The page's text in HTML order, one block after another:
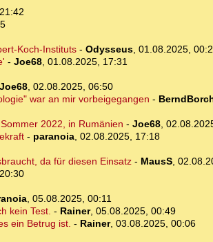
Koch-Instituts- Odysseus, 01.08.2025,
- Joe68, 01.08.2025, 17:31
Joe68, 02.08.2025, 06:50
war an mir vorbeigegangen -
2022, in Rumänien - Joe68,
- paranoia, 02.08.2025, 17:18
da für diesen Einsatz- MausS,
, 05.08.2025, 00:11
kein Test. - Rainer, 05.08.2025, 00:49
ein Betrug ist. - Rainer, 03.08.2025, 00:06